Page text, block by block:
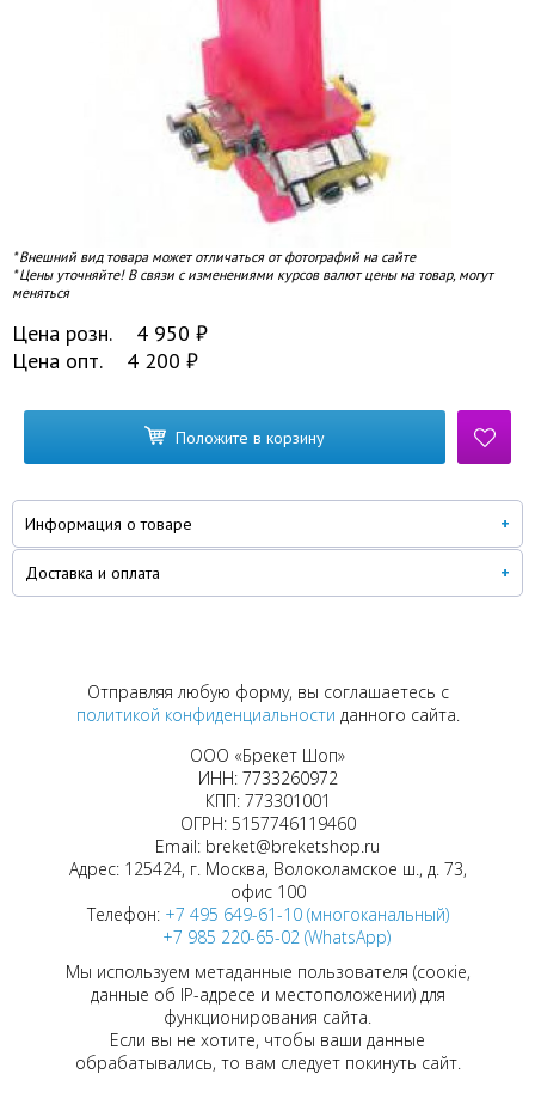
* Внешний вид товара может отличаться от фотографий на сайте
* Цены уточняйте! В связи с изменениями курсов валют цены на товар, могут
меняться
Цена розн. 4 950 ₽
Цена опт.
4 200 ₽
Положите в корзину
Информация о товаре
Доставка и оплата
Отправляя любую форму, вы соглашаетесь с
политикой конфиденциальности данного сайта.
ООО «Брекет Шоп»
ИНН: 7733260972
КПП: 773301001
ОГРН: 5157746119460
Email: breket@breketshop.ru
Адрес: 125424, г. Москва, Волоколамское ш., д. 73,
офис 100
Телефон: +7 495 649-61-10 (многоканальный)
+7 985 220-65-02 (WhatsApp)
Мы используем метаданные пользователя (соокіе,
данные об IP-адресе и местоположении) для
функционирования сайта.
Если вы не хотите, чтобы ваши данные
обрабатывались, то вам следует покинуть сайт.